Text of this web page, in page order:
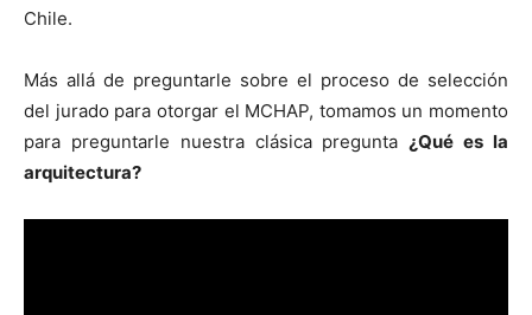
Chile.
Más allá de preguntarle sobre el proceso de selección
del jurado para otorgar el MCHAP, tomamos un momento
para preguntarle nuestra clásica pregunta ¿Qué es la
arquitectura?